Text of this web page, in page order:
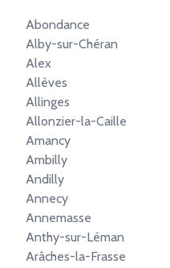
Abondance
Alby-sur-Chéran
Alex
Allèves
Allinges
Allonzier-la-Caille
Amancy
Ambilly
Andilly
Annecy
Annemasse
Anthy-sur-Léman
Arâches-la-Frasse